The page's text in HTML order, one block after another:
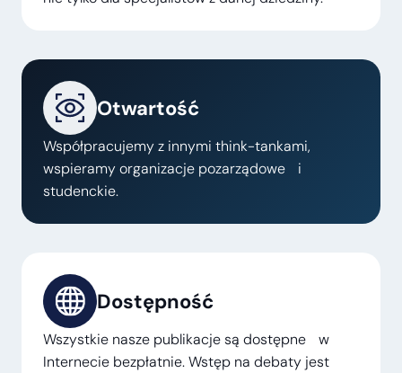
Otwartość
Współpracujemy z innymi think-tankami,
wspieramy organizacje pozarządowe i
studenckie.
Dostępność
Wszystkie nasze publikacje są dostępne w
Internecie bezpłatnie. Wstęp na debaty jest